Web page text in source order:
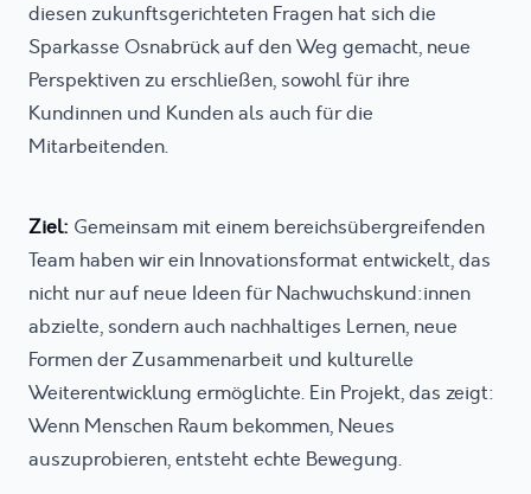
diesen zukunftsgerichteten Fragen hat sich die
Sparkasse Osnabrück auf den Weg gemacht, neue
Perspektiven zu erschließen, sowohl für ihre
Kundinnen und Kunden als auch für die
Mitarbeitenden.
Ziel: Gemeinsam mit einem bereichsübergreifenden
Team haben wir ein Innovationsformat entwickelt, das
nicht nur auf neue Ideen für Nachwuchskund:innen
abzielte, sondern auch nachhaltiges Lernen, neue
Formen der Zusammenarbeit und kulturelle
Weiterentwicklung ermöglichte. Ein Projekt, das zeigt:
Wenn Menschen Raum bekommen, Neues
auszuprobieren, entsteht echte Bewegung.